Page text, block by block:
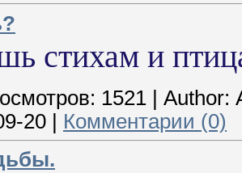
стихам и
1521 | Author:
20 | Комментарии (0)